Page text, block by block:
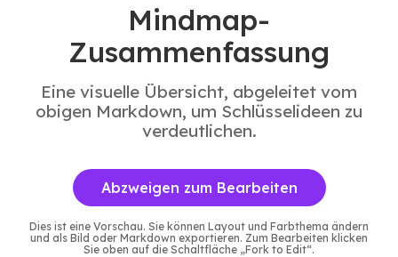
Mindmap-
Zusammenfassung
Eine visuelle Übersicht, abgeleitet vom
obigen Markdown, um Schlüsselideen zu
verdeutlichen.
Abzweigen zum Bearbeiten
Dies ist eine Vorschau. Sie können Layout und Farbthema ändern
und als Bild oder Markdown exportieren. Zum Bearbeiten klicken
Sie oben auf die Schaltfläche „Fork to Edit“.